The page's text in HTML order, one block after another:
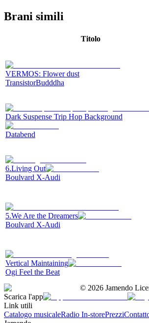
Brani simili
Titolo
VERMOS: Flower dust
TransistorBudddha
Dark Suspense Trip Hop Background
Databend
6.Living Out
Boulvard X-Audi
5.We Are the Dreamers
Boulvard X-Audi
Vertical Maintaining
Ogi Feel the Beat
© 2026 Jamendo
Scarica l'app
Link utili
Catalogo musicaleRadio In-storePrezzi